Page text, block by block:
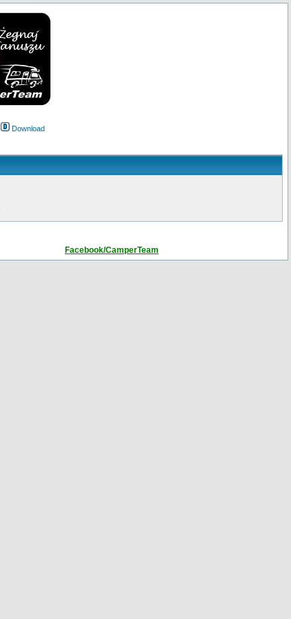
Download
Facebook/CamperTeam